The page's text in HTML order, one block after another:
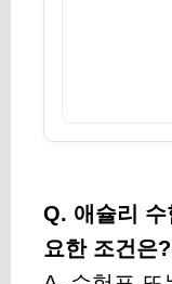
Q. 애슐리
요한 조건은?